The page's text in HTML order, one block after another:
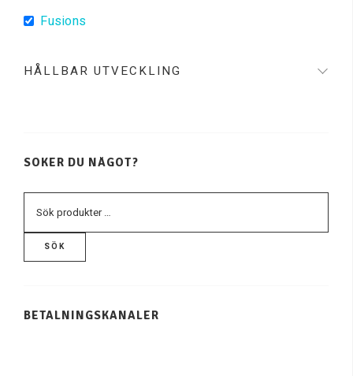
Fusions
HÅLLBAR UTVECKLING
SÖKER DU NÅGOT?
SÖK
BETALNINGSKANALER